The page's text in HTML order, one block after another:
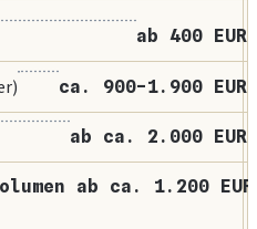
ab 400 EUR
ca. 900-1.900 EUR
ab ca. 2.000 EUR
ab ca. 1.200 EUR